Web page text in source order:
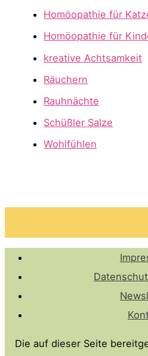
Homöopathie für
Homöopathie für
kreative Achtsamkeit
Räuchern
Rauhnächte
Schüßler Salze
Wohlfühlen
Die auf dieser Seite